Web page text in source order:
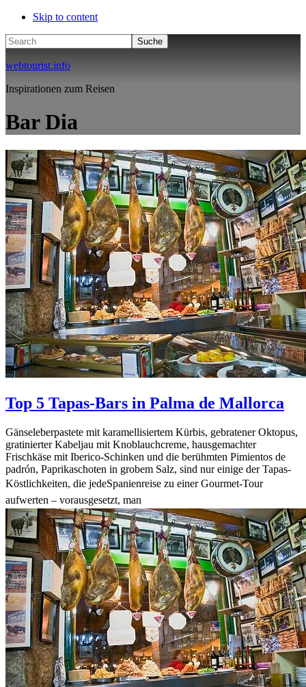
Skip to content
Search
webtourist.info
Inspirationen zum Reisen
Bar Dia
Top 5 Tapas-Bars in Palma de Mallorca
Gänseleberpastete mit karamellisiertem Kürbis, gebratener Oktopus,
gratinierter Kabeljau mit Knoblauchcreme, hausgemachter
Frischkäse mit Iberico-Schinken und die berühmten Pimientos de
padrón, Paprikaschoten in grobem Salz, sind nur einige der Tapas-
Köstlichkeiten, die jedeSpanienreise zu einer Gourmet-Tour
aufwerten – vorausgesetzt, man